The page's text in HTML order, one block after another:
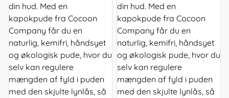
din hud. Med en
kapokpude fra Cocoon
Company får du en
naturlig, kemifri, håndsyet
og økologisk pude, hvor du
selv kan regulere
mængden af fyld i puden
med den skjulte lynlås, så
din hud. Med en
kapokpude fra Cocoon
Company får du en
naturlig, kemifri, håndsyet
og økologisk pude, hvor du
selv kan regulere
mængden af fyld i puden
med den skjulte lynlås, så